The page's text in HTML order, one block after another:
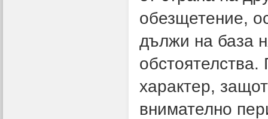
обезщетение,
дължи на база
характер,
внимателно